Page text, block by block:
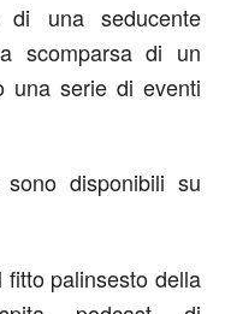
di una seducente
scomparsa di un
una serie di eventi
disponibili su
palinsesto della